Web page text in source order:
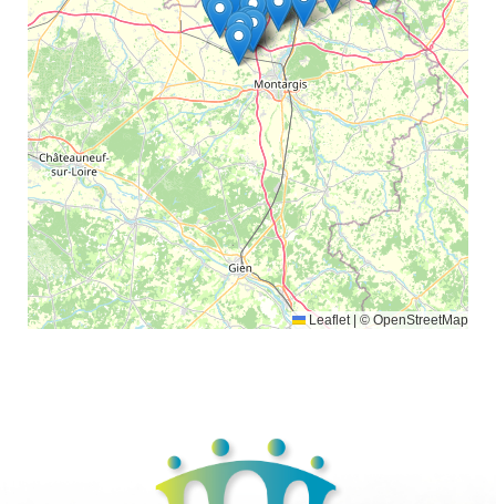
Leaflet © OpenStreetMap